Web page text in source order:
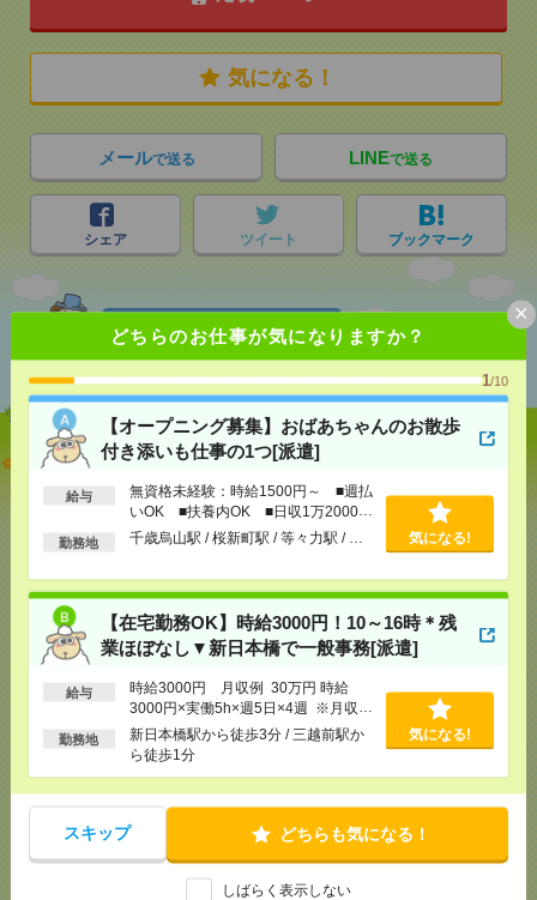
どちらのお仕事が気になりますか？
1/10
【オープニング募集】おばあちゃんのお散歩
付き添いも仕事の1つ[派遣]
給与
無資格未経験：時給1500円～ ■週払
いOK ■扶養内OK ■日収1万2000円
以上
勤務地 千歳烏山駅 / 桜新町駅 / 等々力駅 / … 気になる!
【在宅勤務OK】時給3000円！10～16時＊残
業ほぼなし▼新日本橋で一般事務[派遣]
給与
時給3000円 月収例 30万円 時給
3000円×実働5h×週5日×4週 ※月収例
を保証するものではありません。※給
与即受取りサービス利用可（利用条件
勤務地
新日本橋駅から徒歩3分 / 三越前駅か
ら徒歩1分
気になる!
スキップ どちらも気になる！
しばらく表示しない
×
気になる！
メールで送る LINEで送る
シェア ツイート ブックマーク
あなたの閲覧履歴からの
【オープニング募集】おばあちゃんのお散歩付き添
いも仕事の1つ[派遣]
無資格未経験：時給1500円～ ■週払い
OK ■扶養内OK ■日収1万2000円以上
[勤務地]千歳烏山駅/桜新町駅/等々力駅/…
気になる！
【在宅勤務OK】時給3000円！10～16時＊残業ほぼな
し▼新日本橋で一般事務[派遣]
時給3000円 月収例 30万円 時給3000円×
実働5h×週5日×4週 ※月収例を保証するものではあ
りません。※給与即受取りサービス利用可（利用条
1ヶ月3万円を上限として実費支給
[月収例]30万円～
[勤務地]新日本橋駅から徒歩3分/三越前駅から徒